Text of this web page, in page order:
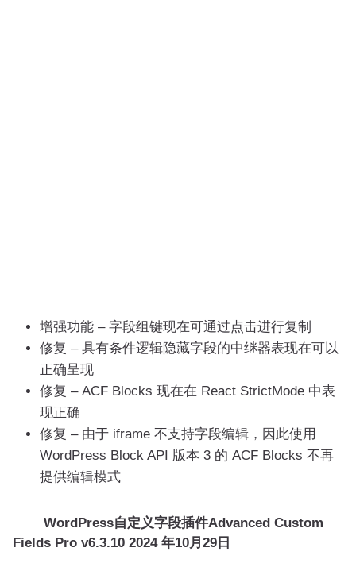
增强功能 – 字段组键现在可通过点击进行复制
修复 – 具有条件逻辑隐藏字段的中继器表现在可以
正确呈现
修复 – ACF Blocks 现在在 React StrictMode 中表
现正确
修复 – 由于 iframe 不支持字段编辑，因此使用
WordPress Block API 版本 3 的 ACF Blocks 不再
提供编辑模式
WordPress自定义字段插件Advanced Custom
Fields Pro v6.3.10 2024 年10月29日